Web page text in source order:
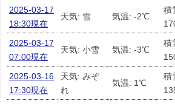
2025-03-17
18:30現在
天気: 雪 気温: -2℃
積
2025-03-17
07:00現在
天気: 小雪 気温: -3℃
積
2025-03-16
17:30現在
天気: みぞ
れ
気温: 1℃
積